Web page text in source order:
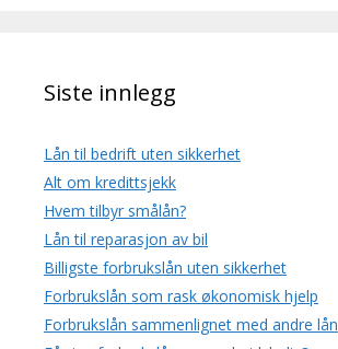
Siste innlegg
Lån til bedrift uten sikkerhet
Alt om kredittsjekk
Hvem tilbyr smålån?
Lån til reparasjon av bil
Billigste forbrukslån uten sikkerhet
Forbrukslån som rask økonomisk hjelp
Forbrukslån sammenlignet med andre lån